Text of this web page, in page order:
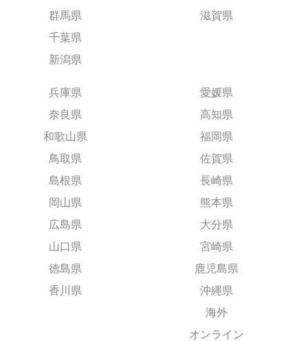
群馬県
千葉県
新潟県
滋賀県
兵庫県
奈良県
和歌山県
鳥取県
島根県
岡山県
広島県
山口県
徳島県
香川県
愛媛県
高知県
福岡県
佐賀県
長崎県
熊本県
大分県
宮崎県
鹿児島県
沖縄県
海外
オンライン